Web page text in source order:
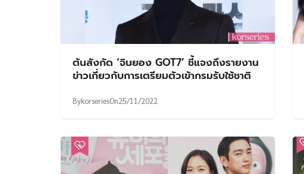
ต้นสังกัด ‘จินยอง GOT7’ ชี้แจงถึงรายงาน
ข่าวเกี่ยวกับการเตรียมตัวเข้ากรมรับใช้ชาติ
BykorseriesOn25/11/2022